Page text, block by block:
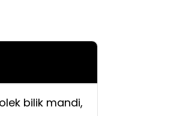
bilik mandi,